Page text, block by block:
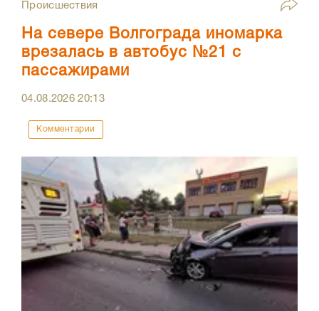
Происшествия
На севере Волгограда иномарка
врезалась в автобус №21 с
пассажирами
04.08.202620:13
Комментарии